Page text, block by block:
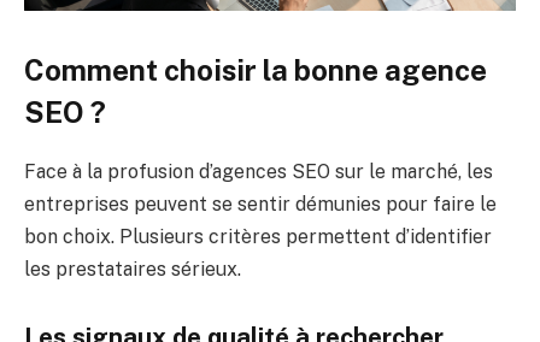
Comment choisir la bonne agence
SEO ?
Face à la profusion d’agences SEO sur le marché, les
entreprises peuvent se sentir démunies pour faire le
bon choix. Plusieurs critères permettent d’identifier
les prestataires sérieux.